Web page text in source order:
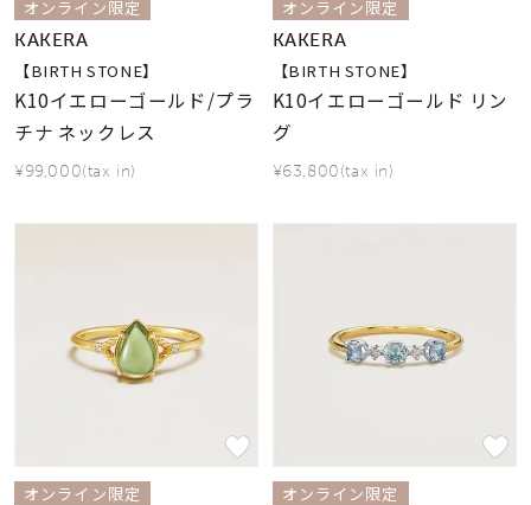
オンライン限定
KAKERA
【BIRTH STONE】
K10イエローゴールド/プラ
チナ ネックレス
¥99,000(tax in)
オンライン限定
KAKERA
【BIRTH STONE】
K10イエローゴールド リン
グ
¥63,800(tax in)
オンライン限定
オンライン限定